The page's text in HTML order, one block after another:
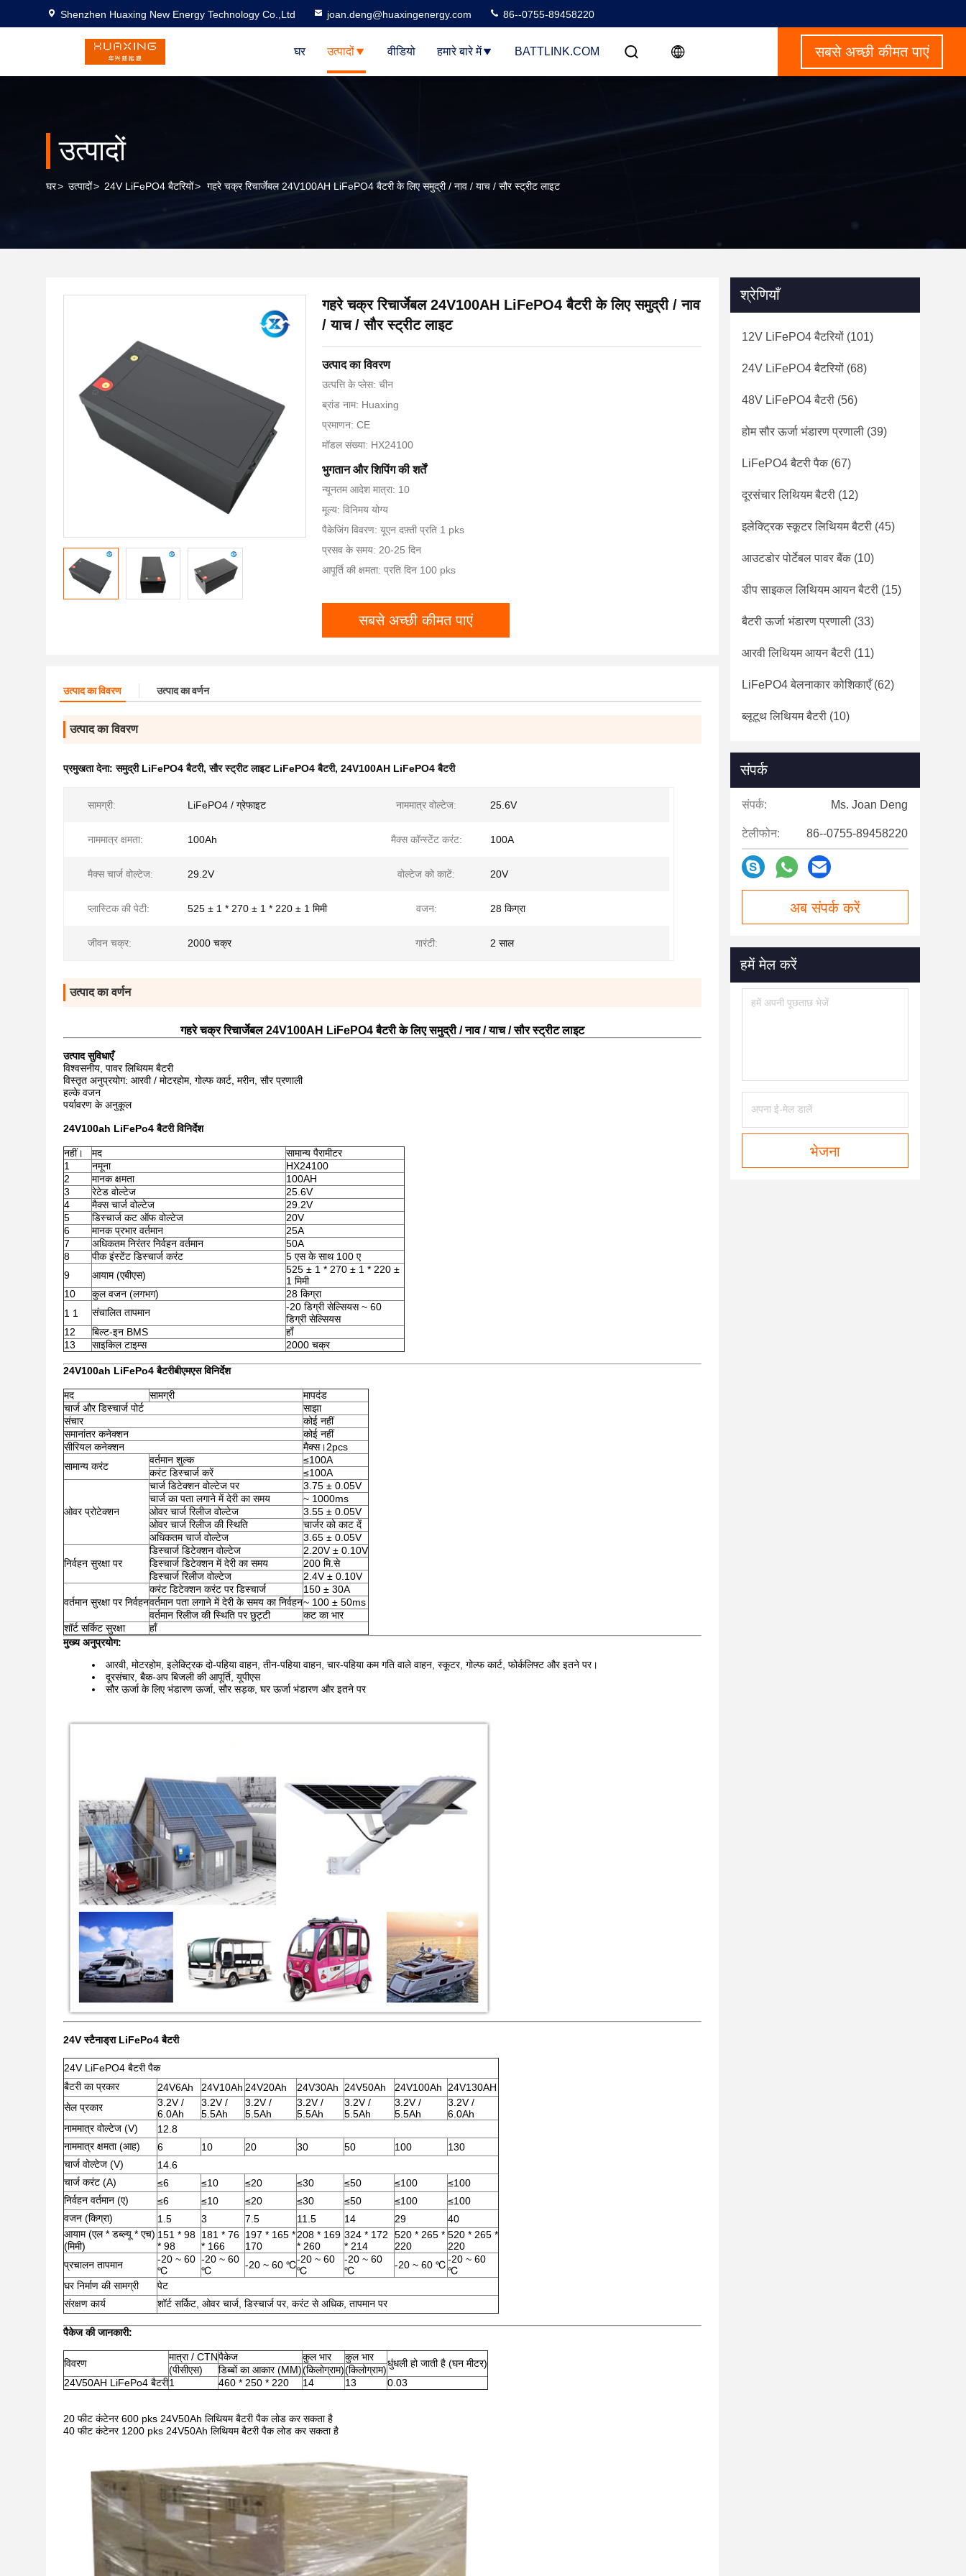
Shenzhen Huaxing New Energy Technology Co.,Ltd joan.deng@huaxingenergy.com 86--0755-89458220
घर उत्पादों वीडियो हमारे बारे में BATTLINK.COM सबसे अच्छी कीमत पाएं
उत्पादों
घर> उत्पादों> 24V LiFePO4 बैटरियों> गहरे चक्र रिचार्जेबल 24V100AH ​​LiFePO4 बैटरी के लिए समुद्री / नाव / याच / सौर स्ट्रीट लाइट
गहरे चक्र रिचार्जेबल 24V100AH ​​LiFePO4 बैटरी के लिए समुद्री / नाव
/ याच / सौर स्ट्रीट लाइट
उत्पाद का विवरण
उत्पत्ति के प्लेस: चीन
ब्रांड नाम: Huaxing
प्रमाणन: CE
मॉडल संख्या: HX24100
भुगतान और शिपिंग की शर्तें
न्यूनतम आदेश मात्रा: 10
मूल्य: विनिमय योग्य
पैकेजिंग विवरण: यूएन दफ़्ती प्रति 1 pks
प्रसव के समय: 20-25 दिन
आपूर्ति की क्षमता: प्रति दिन 100 pks
सबसे अच्छी कीमत पाएं
उत्पाद का विवरण उत्पाद का वर्णन
उत्पाद का विवरण
प्रमुखता देना:समुद्री LiFePO4 बैटरी,सौर स्ट्रीट लाइट LiFePO4 बैटरी, 24V100AH LiFePO4 बैटरी
सामग्री: LiFePO4 / ग्रेफाइट नाममात्र वोल्टेज: 25.6V
नाममात्र क्षमता: 100Ah मैक्स कॉन्स्टेंट करंट: 100A
मैक्स चार्ज वोल्टेज: 29.2V वोल्टेज को काटें: 20V
प्लास्टिक की पेटी: 525 ± 1 * 270 ± 1 * 220 ± 1 मिमी वजन: 28 किग्रा
जीवन चक्र: 2000 चक्र गारंटी: 2 साल
उत्पाद का वर्णन
गहरे चक्र रिचार्जेबल 24V100AH ​​LiFePO4 बैटरी के लिए समुद्री / नाव / याच / सौर स्ट्रीट लाइट
उत्पाद सुविधाएँ
विश्वसनीय, पावर लिथियम बैटरी
विस्तृत अनुप्रयोग: आरवी / मोटरहोम, गोल्फ कार्ट, मरीन, सौर प्रणाली
हल्के वजन
पर्यावरण के अनुकूल
24V100ah LiFePo4 बैटरीविनिर्देश
नहीं। मद
सामान्य पैरामीटर
1
नमूना
HX24100
2
मानक क्षमता
100AH
3
रेटेड वोल्टेज
25.6V
4
मैक्स चार्ज वोल्टेज
29.2V
5
डिस्चार्ज कट ऑफ वोल्टेज
20V
6
मानक प्रभार वर्तमान
25A
7
अधिकतम निरंतर निर्वहन वर्तमान
50A
8
पीक इंस्टेंट डिस्चार्ज करंट
5 एस के साथ 100 ए
9
आयाम (एबीएस)
525 ± 1 * 270 ± 1 * 220 ±
1 मिमी
10
कुल वजन (लगभग)
28 किग्रा
1 1
संचालित तापमान
-20 डिग्री सेल्सियस ~ 60
डिग्री सेल्सियस
12
बिल्ट-इन BMS
हाँ
13
साइकिल टाइम्स 2000 चक्र
24V100ah LiFePo4 बैटरीबीएमएस विनिर्देश
मद सामग्री
मापदंड
चार्ज और डिस्चार्ज पोर्ट
साझा
संचार
कोई नहीं
समानांतर कनेक्शन
कोई नहीं
सीरियल कनेक्शन
मैक्स।2pcs
सामान्य करंट
वर्तमान शुल्क
≤100A
करंट डिस्चार्ज करें
≤100A
ओवर प्रोटेक्शन
चार्ज डिटेक्शन वोल्टेज पर
3.75 ± 0.05V
चार्ज का पता लगाने में देरी का समय
~ 1000ms
ओवर चार्ज रिलीज वोल्टेज
3.55 ± 0.05V
ओवर चार्ज रिलीज की स्थिति
चार्जर को काट दें
अधिकतम चार्ज वोल्टेज
3.65 ± 0.05V
निर्वहन सुरक्षा पर
डिस्चार्ज डिटेक्शन वोल्टेज
2.20V ± 0.10V
डिस्चार्ज डिटेक्शन में देरी का समय
200 मि.से
डिस्चार्ज रिलीज वोल्टेज
2.4V ± 0.10V
वर्तमान सुरक्षा पर निर्वहन
करंट डिटेक्शन करंट पर डिस्चार्ज
150 ± 30A
वर्तमान पता लगाने में देरी के समय का निर्वहन~ 100 ± 50ms
वर्तमान रिलीज की स्थिति पर छुट्टी
कट का भार
शॉर्ट सर्किट सुरक्षा
हाँ
मुख्य अनुप्रयोग:
आरवी, मोटरहोम, इलेक्ट्रिक दो-पहिया वाहन, तीन-पहिया वाहन, चार-पहिया कम गति वाले वाहन, स्कूटर, गोल्फ कार्ट, फोर्कलिफ्ट और इतने पर।
दूरसंचार, बैक-अप बिजली की आपूर्ति, यूपीएस
सौर ऊर्जा के लिए भंडारण ऊर्जा, सौर सड़क, घर ऊर्जा भंडारण और इतने पर
24V स्टैनाड्रा LiFePo4 बैटरी
24V LiFePO4 बैटरी पैक
बैटरी का प्रकार
24V6Ah 24V10Ah 24V20Ah 24V30Ah 24V50Ah 24V100Ah
24V130AH
सेल प्रकार
3.2V /
6.0Ah
3.2V /
5.5Ah
3.2V /
5.5Ah
3.2V /
5.5Ah
3.2V /
5.5Ah
3.2V /
5.5Ah
3.2V /
6.0Ah
नाममात्र वोल्टेज (V)
12.8
नाममात्र क्षमता (आह)
6 10 20 30 50 100
130
चार्ज वोल्टेज (V)
14.6
चार्ज करंट (A)
≤6 ≤10 ≤20 ≤30 ≤50 ≤100
≤100
निर्वहन वर्तमान (ए)
≤6 ≤10 ≤20 ≤30 ≤50 ≤100
≤100
वजन (किग्रा)
1.5 3 7.5 11.5 14 29
40
आयाम (एल * डब्ल्यू * एच)
(मिमी)
151 * 98
* 98
181 * 76
* 166
197 * 165 *
170
208 * 169
* 260
324 * 172
* 214
520 * 265 *
220
520 * 265 *
220
प्रचालन तापमान
-20 ~ 60
℃
-20 ~ 60
℃
-20 ~ 60 ℃-20 ~ 60
℃
-20 ~ 60
℃
-20 ~ 60 ℃-20 ~ 60
℃
घर निर्माण की सामग्री
पेट
संरक्षण कार्य
शॉर्ट सर्किट, ओवर चार्ज, डिस्चार्ज पर, करंट से अधिक, तापमान पर
पैकेज की जानकारी:
विवरण
मात्रा / CTNपैकेज कुल भार कुल भार
धुंधली हो जाती है (घन मीटर)
(पीसीएस) डिब्बों का आकार (MM)(किलोग्राम)(किलोग्राम)
24V50AH LiFePo4 बैटरी1 460 * 250 * 220 14 13 0.03
20 फीट कंटेनर 600 pks 24V50Ah लिथियम बैटरी पैक लोड कर सकता है
40 फीट कंटेनर 1200 pks 24V50Ah लिथियम बैटरी पैक लोड कर सकता है
श्रेणियाँ
12V LiFePO4 बैटरियों (101)
24V LiFePO4 बैटरियों (68)
48V LiFePO4 बैटरी (56)
होम सौर ऊर्जा भंडारण प्रणाली (39)
LiFePO4 बैटरी पैक (67)
दूरसंचार लिथियम बैटरी (12)
इलेक्ट्रिक स्कूटर लिथियम बैटरी (45)
आउटडोर पोर्टेबल पावर बैंक (10)
डीप साइकल लिथियम आयन बैटरी (15)
बैटरी ऊर्जा भंडारण प्रणाली (33)
आरवी लिथियम आयन बैटरी (11)
LiFePO4 बेलनाकार कोशिकाएँ(62)
ब्लूटूथ लिथियम बैटरी (10)
संपर्क
संपर्क: Ms. Joan Deng
टेलीफोन: 86--0755-89458220
अब संपर्क करें
हमें मेल करें
भेजना